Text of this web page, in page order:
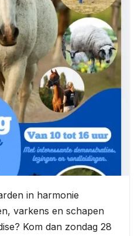
in harmonie
varkens en schapen
Kom dan zondag 28